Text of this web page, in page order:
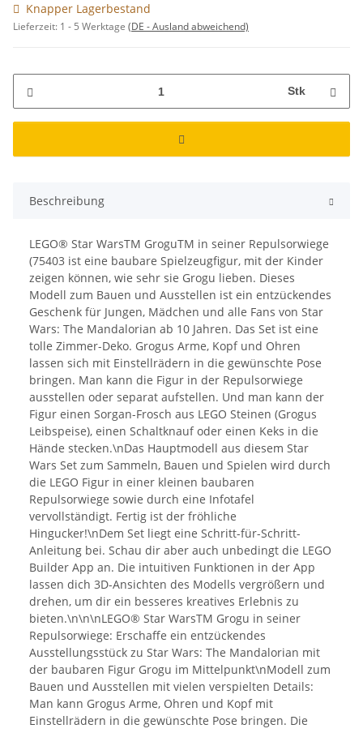
Knapper Lagerbestand
Lieferzeit: 1 - 5 Werktage (DE - Ausland abweichend)
Stk
Beschreibung
LEGO® Star WarsTM GroguTM in seiner Repulsorwiege
(75403 ist eine baubare Spielzeugfigur, mit der Kinder
zeigen können, wie sehr sie Grogu lieben. Dieses
Modell zum Bauen und Ausstellen ist ein entzückendes
Geschenk für Jungen, Mädchen und alle Fans von Star
Wars: The Mandalorian ab 10 Jahren. Das Set ist eine
tolle Zimmer-Deko. Grogus Arme, Kopf und Ohren
lassen sich mit Einstellrädern in die gewünschte Pose
bringen. Man kann die Figur in der Repulsorwiege
ausstellen oder separat aufstellen. Und man kann der
Figur einen Sorgan-Frosch aus LEGO Steinen (Grogus
Leibspeise), einen Schaltknauf oder einen Keks in die
Hände stecken.\nDas Hauptmodell aus diesem Star
Wars Set zum Sammeln, Bauen und Spielen wird durch
die LEGO Figur in einer kleinen baubaren
Repulsorwiege sowie durch eine Infotafel
vervollständigt. Fertig ist der fröhliche
Hingucker!\nDem Set liegt eine Schritt-für-Schritt-
Anleitung bei. Schau dir aber auch unbedingt die LEGO
Builder App an. Die intuitiven Funktionen in der App
lassen dich 3D-Ansichten des Modells vergrößern und
drehen, um dir ein besseres kreatives Erlebnis zu
bieten.\n\n\nLEGO® Star WarsTM Grogu in seiner
Repulsorwiege: Erschaffe ein entzückendes
Ausstellungsstück zu Star Wars: The Mandalorian mit
der baubaren Figur Grogu im Mittelpunkt\nModell zum
Bauen und Ausstellen mit vielen verspielten Details:
Man kann Grogus Arme, Ohren und Kopf mit
Einstellrädern in die gewünschte Pose bringen. Die